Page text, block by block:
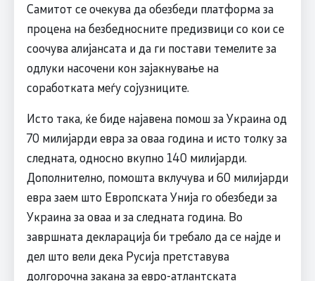
Самитот се очекува да обезбеди платформа за
процена на безбедносните предизвици со кои се
соочува алијансата и да ги постави темелите за
одлуки насочени кон зајакнување на
соработката меѓу сојузниците.
Исто така, ќе биде најавена помош за Украина од
70 милијарди евра за оваа година и исто толку за
следната, односно вкупно 140 милијарди.
Дополнително, помошта вклучува и 60 милијарди
евра заем што Европската Унија го обезбеди за
Украина за оваа и за следната година. Во
завршната декларација би требало да се најде и
дел што вели дека Русија претставува
долгорочна закана за евро-атлантската